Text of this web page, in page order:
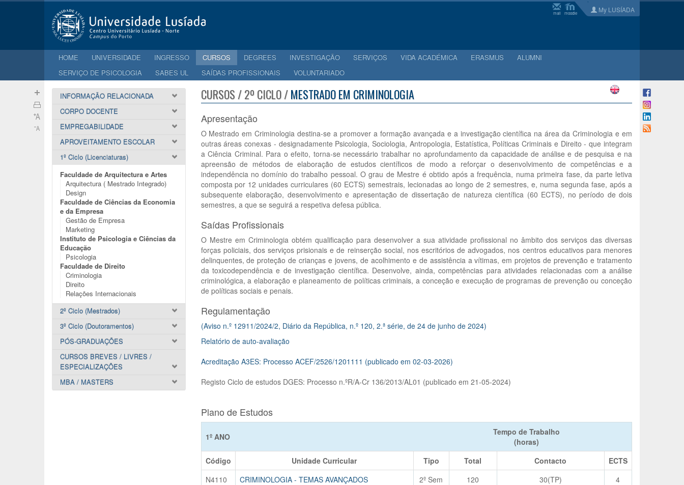
mail moodle My LUSÍADA
HOME UNIVERSIDADE INGRESSO CURSOS DEGREES INVESTIGAÇÃO SERVIÇOS VIDA ACADÉMICA ERASMUS
ALUMNI
SERVIÇO DE PSICOLOGIA
SABES UL SAÍDAS PROFISSIONAIS VOLUNTARIADO
INFORMAÇÃO RELACIONADA
CORPO DOCENTE
EMPREGABILIDADE
APROVEITAMENTO ESCOLAR
1º Ciclo (Licenciaturas)
Faculdade de Arquitectura e Artes
Arquitectura ( Mestrado Integrado)
Design
Faculdade de Ciências da Economia
e da Empresa
Gestão de Empresa
Marketing
Instituto de Psicologia e Ciências da
Educação
Psicologia
Faculdade de Direito
Criminologia
Direito
Relações Internacionais
2º Ciclo (Mestrados)
3º Ciclo (Doutoramentos)
PÓS-GRADUAÇÕES
CURSOS BREVES / LIVRES /
ESPECIALIZAÇÕES
MBA / MASTERS
CURSOS / 2º CICLO /MESTRADO EM CRIMINOLOGIA
Apresentação
O Mestrado em Criminologia destina-se a promover a formação avançada e a investigação científica na área da Criminologia e em
outras áreas conexas - designadamente Psicologia, Sociologia, Antropologia, Estatística, Políticas Criminais e Direito - que integram
a Ciência Criminal. Para o efeito, torna-se necessário trabalhar no aprofundamento da capacidade de análise e de pesquisa e na
apreensão de métodos de elaboração de estudos científicos de modo a reforçar o desenvolvimento de competências e a
independência no domínio do trabalho pessoal. O grau de Mestre é obtido após a frequência, numa primeira fase, da parte letiva
composta por 12 unidades curriculares (60 ECTS) semestrais, lecionadas ao longo de 2 semestres, e, numa segunda fase, após a
subsequente elaboração, desenvolvimento e apresentação de dissertação de natureza científica (60 ECTS), no período de dois
semestres, a que se seguirá a respetiva defesa pública.
Saídas Profissionais
O Mestre em Criminologia obtém qualificação para desenvolver a sua atividade profissional no âmbito dos serviços das diversas
forças policiais, dos serviços prisionais e de reinserção social, nos escritórios de advogados, nos centros educativos para menores
delinquentes, de proteção de crianças e jovens, de acolhimento e de assistência a vítimas, em projetos de prevenção e tratamento
da toxicodependência e de investigação científica. Desenvolve, ainda, competências para atividades relacionadas com a análise
criminológica, a elaboração e planeamento de políticas criminais, a conceção e execução de programas de prevenção ou conceção
de políticas sociais e penais.
Regulamentação
(Aviso n.º 12911/2024/2, Diário da República, n.º 120, 2.ª série, de 24 de junho de 2024)
Relatório de auto-avaliação
Acreditação A3ES: Processo ACEF/2526/1201111 (publicado em 02-03-2026)
Registo Ciclo de estudos DGES: Processo n.ºR/A-Cr 136/2013/AL01 (publicado em 21-05-2024)
Plano de Estudos
1º ANO
Tempo de Trabalho
(horas)
Código
Unidade Curricular Tipo Total Contacto
ECTS
N4110
CRIMINOLOGIA - TEMAS AVANÇADOS 2º Sem 120 30(TP)
4